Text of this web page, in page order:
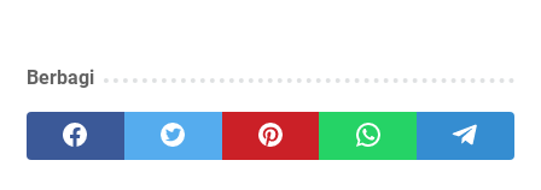
Berbagi